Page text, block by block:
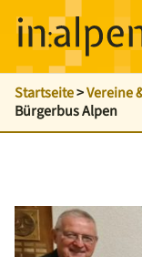
Startseite>Vereine
Bürgerbus Alpen